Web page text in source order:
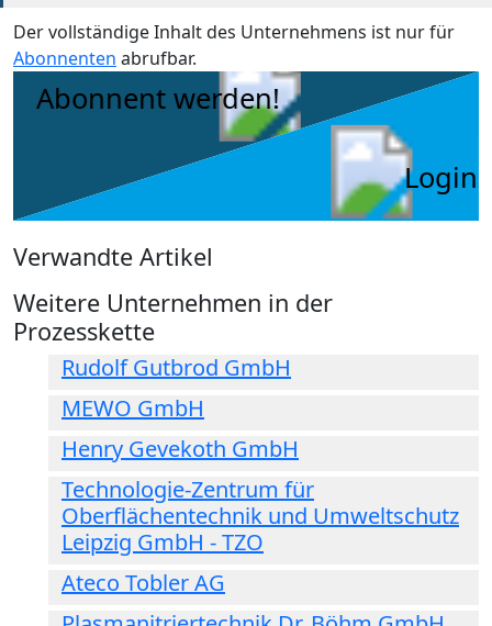
Der vollständige Inhalt des Unternehmens ist nur für
Abonnenten abrufbar.
Abonnent werden!
Login
Verwandte Artikel
Weitere Unternehmen in der
Prozesskette
Rudolf Gutbrod GmbH
MEWO GmbH
Henry Gevekoth GmbH
Technologie-Zentrum für
Oberflächentechnik und Umweltschutz
Leipzig GmbH - TZO
Ateco Tobler AG